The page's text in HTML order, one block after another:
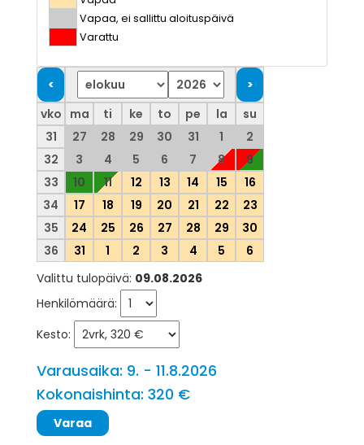
Vapaa, ei sallittu aloituspäivä
Varattu
vko ma ti ke to pe la
su
31
27 28 29 30 31 1
2
32
3 4 5 6 7 8
9
33
10 11 12 13 14 15
16
34
17 18 19 20 21 22
23
35
24 25 26 27 28 29
30
36
31 1 2 3 4 5
6
Valittu tulopäivä: 09.08.2026
Henkilömäärä:
Kesto:
Varausaika: 9. - 11.8.2026
Kokonaishinta: 320 €